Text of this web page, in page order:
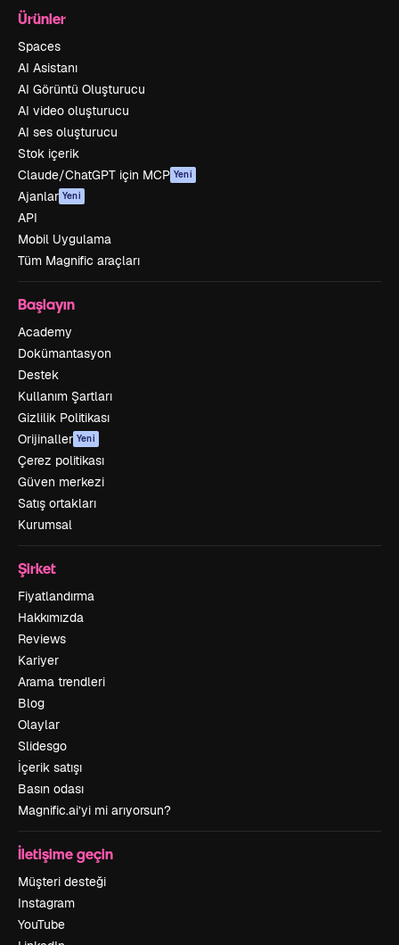
Ürünler
Spaces
AI Asistanı
AI Görüntü Oluşturucu
AI video oluşturucu
AI ses oluşturucu
Stok içerik
Claude/ChatGPT için MCP Yeni
Ajanlar Yeni
API
Mobil Uygulama
Tüm Magnific araçları
Başlayın
Academy
Dokümantasyon
Destek
Kullanım Şartları
Gizlilik Politikası
Orijinaller Yeni
Çerez politikası
Güven merkezi
Satış ortakları
Kurumsal
Şirket
Fiyatlandırma
Hakkımızda
Reviews
Kariyer
Arama trendleri
Blog
Olaylar
Slidesgo
İçerik satışı
Basın odası
Magnific.ai’yi mi arıyorsun?
İletişime geçin
Müşteri desteği
Instagram
YouTube